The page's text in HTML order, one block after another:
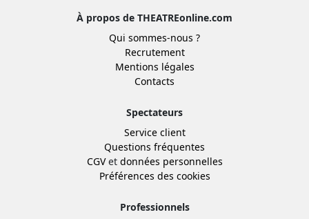
À propos de THEATREonline.com
Qui sommes-nous ?
Recrutement
Mentions légales
Contacts
Spectateurs
Service client
Questions fréquentes
CGVet données personnelles
Préférences des cookies
Professionnels